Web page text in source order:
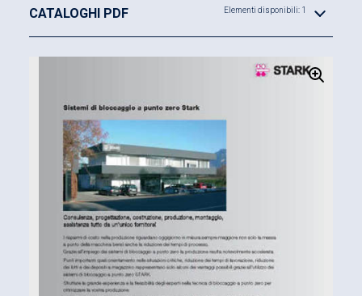
CATALOGHI PDF Elementi disponibili: 1